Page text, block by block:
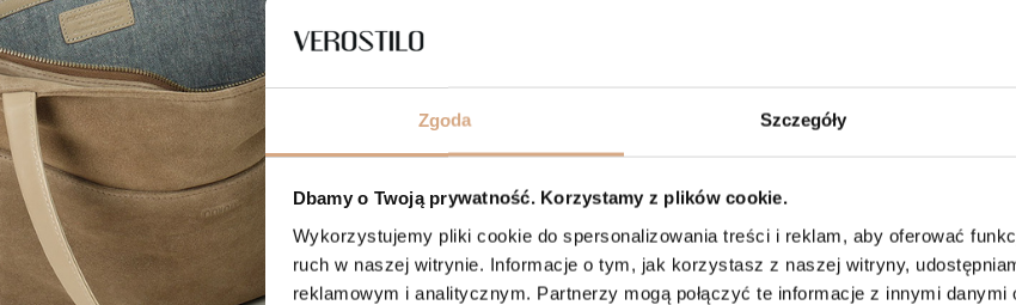
Zgoda Szczegóły
Dbamy o Twoją prywatność. Korzystamy z plików cookie.
Wykorzystujemy pliki cookie do spersonalizowania treści i reklam, aby oferować
ruch w naszej witrynie. Informacje o tym, jak korzystasz z naszej witryny,
reklamowym i analitycznym. Partnerzy mogą połączyć te informacje z innymi danymi